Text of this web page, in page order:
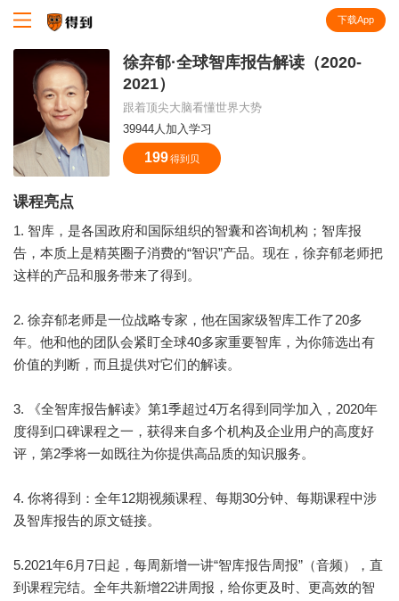
下载App
徐弃郁·全球智库报告解读（2020-
2021）
跟着顶尖大脑看懂世界大势
39944人加入学习
199 得到贝
课程亮点
1. 智库，是各国政府和国际组织的智囊和咨询机构；智库报
告，本质上是精英圈子消费的“智识”产品。现在，徐弃郁老师把
这样的产品和服务带来了得到。
2. 徐弃郁老师是一位战略专家，他在国家级智库工作了20多
年。他和他的团队会紧盯全球40多家重要智库，为你筛选出有
价值的判断，而且提供对它们的解读。
3. 《全智库报告解读》第1季超过4万名得到同学加入，2020年
度得到口碑课程之一，获得来自多个机构及企业用户的高度好
评，第2季将一如既往为你提供高品质的知识服务。
4. 你将得到：全年12期视频课程、每期30分钟、每期课程中涉
及智库报告的原文链接。
5.2021年6月7日起，每周新增一讲“智库报告周报”（音频），直
到课程完结。全年共新增22讲周报，给你更及时、更高效的智